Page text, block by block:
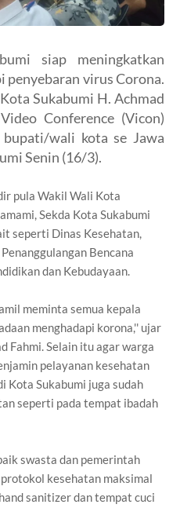
siap meningkatkan
penyebaran virus Corona.
Sukabumi H. Achmad
Conference (Vicon)
wali kota se Jawa
Senin (16/3).
pula Wakil Wali Kota
Sekda Kota Sukabumi
seperti Dinas Kesehatan,
Bencana
dan Kebudayaan.
meminta semua kepala
menghadapi korona,'' ujar
Fahmi. Selain itu agar warga
pelayanan kesehatan
Kota Sukabumi juga sudah
seperti pada tempat ibadah
swasta dan pemerintah
kesehatan maksimal
sanitizer dan tempat cuci